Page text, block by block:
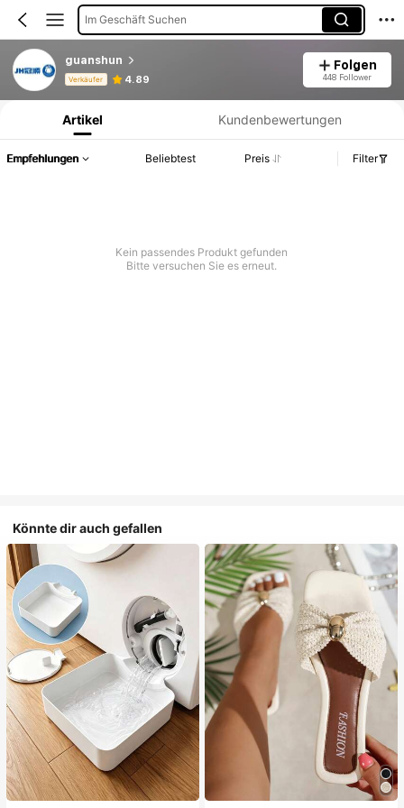
Im Geschäft Suchen
guanshun
Verkäufer 4.89
Folgen
448 Follower
Produktinformation: Preisangabe, Verkaufs- und Lagerbestandsdetails.
Artikel Kundenbewertungen
Empfehlungen Beliebtest Preis Filter
Kein passendes Produkt gefunden
Bitte versuchen Sie es erneut.
Könnte dir auch gefallen